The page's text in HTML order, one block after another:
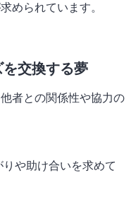
められています。
交換する夢
者との関係性や協力の
や助け合いを求めて